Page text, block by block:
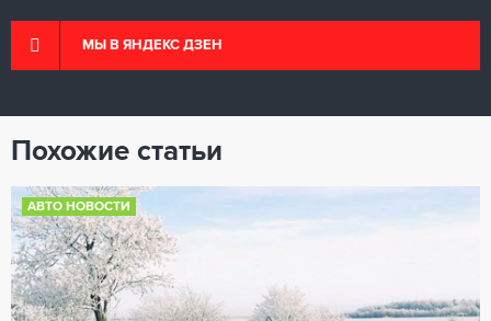
МЫ В ЯНДЕКС ДЗЕН
Похожие статьи
АВТО НОВОСТИ